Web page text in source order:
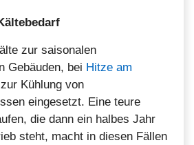
zur saisonalen
Gebäuden, bei Hitze am
Kühlung von
eingesetzt. Eine teure
die dann ein halbes Jahr
steht, macht in diesen Fällen